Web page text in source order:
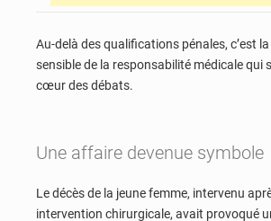
Au-delà des qualifications pénales, c’est
sensible de la responsabilité médicale qui
cœur des débats.
Une affaire devenue symbole
Le décès de la jeune femme, intervenu
intervention chirurgicale, avait provoqué